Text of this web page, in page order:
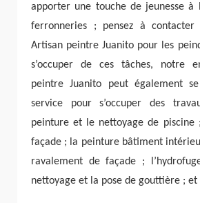
apporter une touche de jeunesse à
ferronneries ; pensez à contacter
Artisan peintre Juanito pour les
s’occuper de ces tâches, notre
peintre Juanito peut également
service pour s’occuper des
peinture et le nettoyage de piscine
façade ; la peinture bâtiment
ravalement de façade ;
nettoyage et la pose de gouttière ; et